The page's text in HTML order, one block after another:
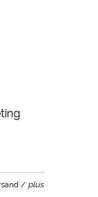
/ plus